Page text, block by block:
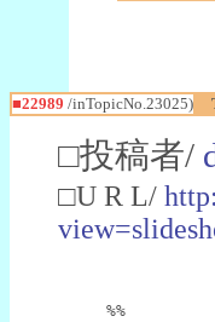
■22989 /inTopicNo.23025)
□投稿者/
□U R L/
%%